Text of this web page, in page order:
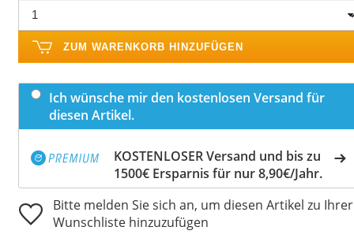
ZUM WARENKORB HINZUFÜGEN
Ich wünsche mir den kostenlosen Versand für
diesen Artikel.
KOSTENLOSER Versand und bis zu
1500€ Ersparnis für nur 8,90€/Jahr.
Bitte melden Sie sich an, um diesen Artikel zu Ihrer
Wunschliste hinzuzufügen